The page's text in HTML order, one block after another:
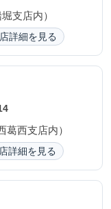
支店内）
詳細を見る
西支店内）
詳細を見る